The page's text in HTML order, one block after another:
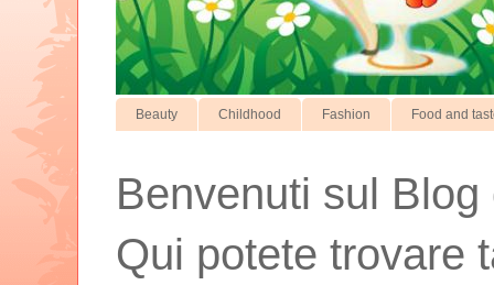
Beauty Childhood Fashion Food and
Benvenuti sul
Qui potete trovare